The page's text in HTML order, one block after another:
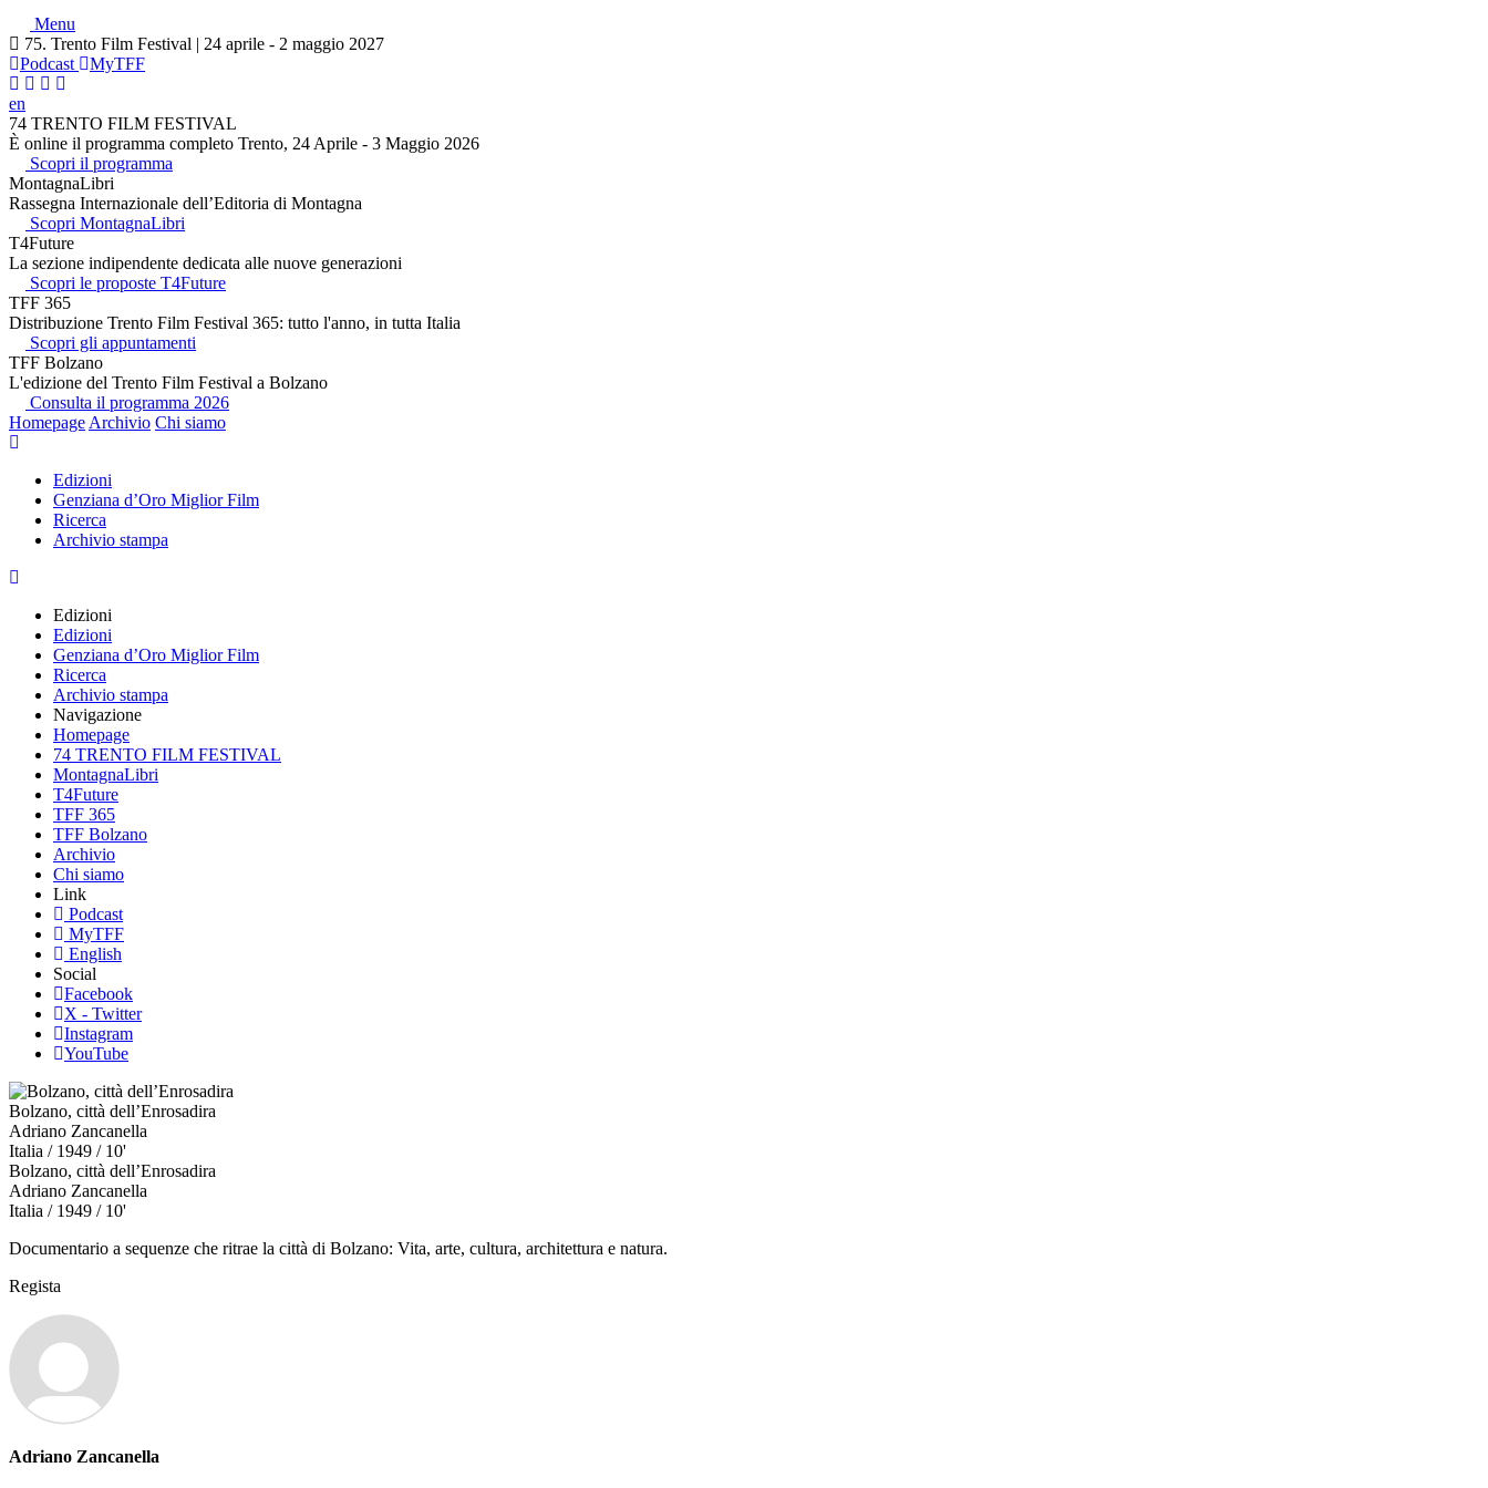
Menu
75. Trento Film Festival | 24 aprile - 2 maggio 2027
Podcast
MyTFF
en
74 TRENTO FILM FESTIVAL
È online il programma completo Trento, 24 Aprile - 3 Maggio 2026
Scopri il programma
MontagnaLibri
Rassegna Internazionale dell’Editoria di Montagna
Scopri MontagnaLibri
T4Future
La sezione indipendente dedicata alle nuove generazioni
Scopri le proposte T4Future
TFF 365
Distribuzione Trento Film Festival 365: tutto l'anno, in tutta Italia
Scopri gli appuntamenti
TFF Bolzano
L'edizione del Trento Film Festival a Bolzano
Consulta il programma 2026
Homepage Archivio Chi siamo
Edizioni
Genziana d’Oro Miglior Film
Ricerca
Archivio stampa
Edizioni
Edizioni
Genziana d’Oro Miglior Film
Ricerca
Archivio stampa
Navigazione
Homepage
74 TRENTO FILM FESTIVAL
MontagnaLibri
T4Future
TFF 365
TFF Bolzano
Archivio
Chi siamo
Link
Podcast
MyTFF
English
Social
Facebook
X - Twitter
Instagram
YouTube
Bolzano, città dell’Enrosadira
Adriano Zancanella
Italia / 1949 / 10'
Bolzano, città dell’Enrosadira
Adriano Zancanella
Italia / 1949 / 10'
Documentario a sequenze che ritrae la città di Bolzano: Vita, arte, cultura, architettura e natura.
Regista
Adriano Zancanella